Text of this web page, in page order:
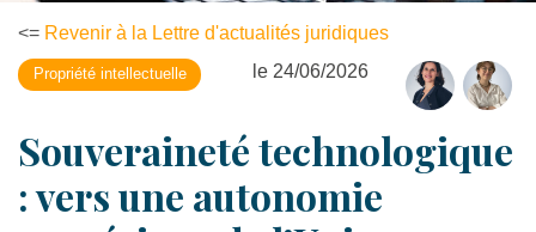
<= Revenir à la Lettre d'actualités juridiques
Propriété intellectuelle le 24/06/2026
Souveraineté technologique
: vers une autonomie